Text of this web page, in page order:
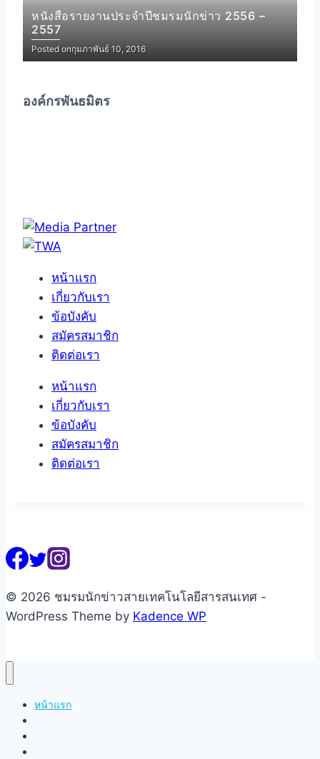
หนังสือรายงานประจำปีชมรมนักข่าว 2556 –
2557
Posted onกุมภาพันธ์ 10, 2016
องค์กรพันธมิตร
หน้าแรก
เกี่ยวกับเรา
ข้อบังคับ
สมัครสมาชิก
ติดต่อเรา
หน้าแรก
เกี่ยวกับเรา
ข้อบังคับ
สมัครสมาชิก
ติดต่อเรา
© 2026 ชมรมนักข่าวสายเทคโนโลยีสารสนเทศ -
WordPress Theme by Kadence WP
หน้าแรก